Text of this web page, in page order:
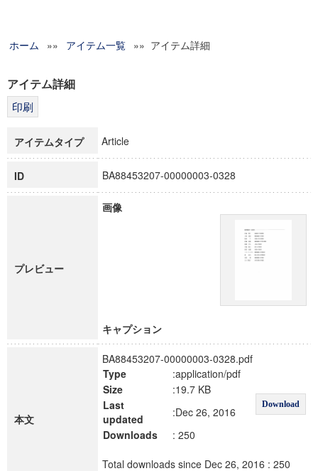
グローバルリサーチインスティテュート
科学研究費補助金研究成果報告書
博士課程教育リーディングプログラム「超成熟社会発展のサ
ホーム »» アイテム一覧 »» アイテム詳細
アイテム詳細
アイテムタイプ Article
ID BA88453207-00000003-0328
プレビュー
画像
キャプション
本文
BA88453207-00000003-0328.pdf
Type
:application/pdf
Download
Size
:19.7 KB
Last
updated
:Dec 26, 2016
Downloads
: 250
Total downloads since Dec 26, 2016 : 250